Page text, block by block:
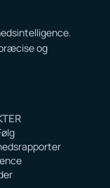
og